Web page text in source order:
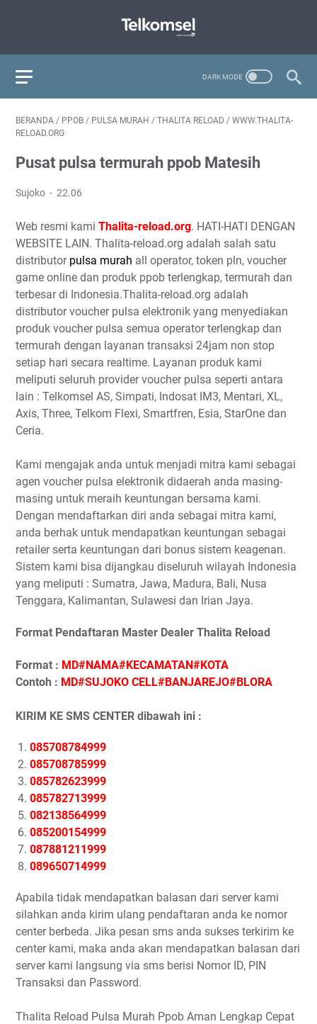
BERANDA / PPOB / PULSA MURAH / THALITA RELOAD / WWW.THALITA-
RELOAD.ORG
Pusat pulsa termurah ppob Matesih
Sujoko 22.06
Web resmi kami Thalita-reload.org. HATI-HATI DENGAN
WEBSITE LAIN. Thalita-reload.org adalah salah satu
distributor pulsa murah all operator, token pln, voucher
game online dan produk ppob terlengkap, termurah dan
terbesar di Indonesia.Thalita-reload.org adalah
distributor voucher pulsa elektronik yang menyediakan
produk voucher pulsa semua operator terlengkap dan
termurah dengan layanan transaksi 24jam non stop
setiap hari secara realtime. Layanan produk kami
meliputi seluruh provider voucher pulsa seperti antara
lain : Telkomsel AS, Simpati, Indosat IM3, Mentari, XL,
Axis, Three, Telkom Flexi, Smartfren, Esia, StarOne dan
Ceria.
Kami mengajak anda untuk menjadi mitra kami sebagai
agen voucher pulsa elektronik didaerah anda masing-
masing untuk meraih keuntungan bersama kami.
Dengan mendaftarkan diri anda sebagai mitra kami,
anda berhak untuk mendapatkan keuntungan sebagai
retailer serta keuntungan dari bonus sistem keagenan.
Sistem kami bisa dijangkau diseluruh wilayah Indonesia
yang meliputi : Sumatra, Jawa, Madura, Bali, Nusa
Tenggara, Kalimantan, Sulawesi dan Irian Jaya.
Format Pendaftaran Master Dealer Thalita Reload
Format : MD#NAMA#KECAMATAN#KOTA
Contoh : MD#SUJOKO CELL#BANJAREJO#BLORA
KIRIM KE SMS CENTER dibawah ini :
085708784999
085708785999
085782623999
085782713999
082138564999
085200154999
087881211999
089650714999
Apabila tidak mendapatkan balasan dari server kami
silahkan anda kirim ulang pendaftaran anda ke nomor
center berbeda. Jika pesan sms anda sukses terkirim ke
center kami, maka anda akan mendapatkan balasan dari
server kami langsung via sms berisi Nomor ID, PIN
Transaksi dan Password.
Thalita Reload Pulsa Murah Ppob Aman Lengkap Cepat